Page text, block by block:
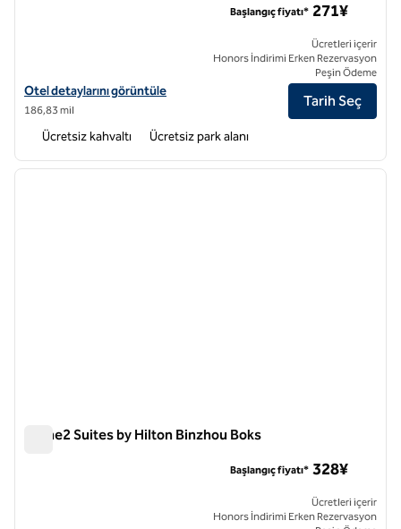
Home2 Suites by Hilton Jinan Shanghe için otel bilgilerini
Otel detaylarını görüntüle
186,83 mil
Başlangıç fiyatı* 271¥
Ücretleri içerir
Honors İndirimi Erken Rezervasyon
Peşin Ödeme
Tarih Seç
Ücretsiz kahvaltı Ücretsiz park alanı
1 / 12
Home2 Suites by Hilton Binzhou Boks
Başlangıç fiyatı* 328¥
Ücretleri içerir
Honors İndirimi Erken Rezervasyon